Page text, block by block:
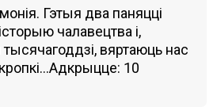
Гэтыя два паняцці
чалавецтва і,
вяртаюць нас
10